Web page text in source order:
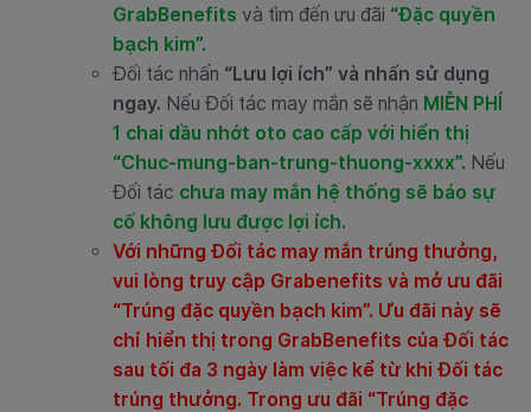
GrabBenefits và tìm đến ưu đãi “Đặc quyền
bạch kim”.
Đối tác nhấn “Lưu lợi ích” và nhấn sử dụng
ngay. Nếu Đối tác may mắn sẽ nhận MIỄN PHÍ
1 chai dầu nhớt oto cao cấp với hiển thị
“Chuc-mung-ban-trung-thuong-xxxx”. Nếu
Đối tác chưa may mắn hệ thống sẽ báo sự
cố không lưu được lợi ích.
Với những Đối tác may mắn trúng thưởng,
vui lòng truy cập Grabenefits và mở ưu đãi
“Trúng đặc quyền bạch kim”. Ưu đãi này sẽ
chỉ hiển thị trong GrabBenefits của Đối tác
sau tối đa 3 ngày làm việc kể từ khi Đối tác
trúng thưởng. Trong ưu đãi “Trúng đặc